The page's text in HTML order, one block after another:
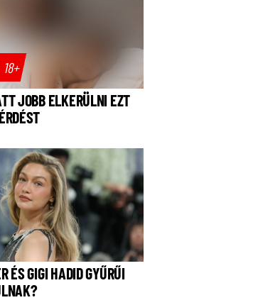
18+
JOBB ELKERÜLNI EZT
ÉS GIGI HADID GYŰRŰI